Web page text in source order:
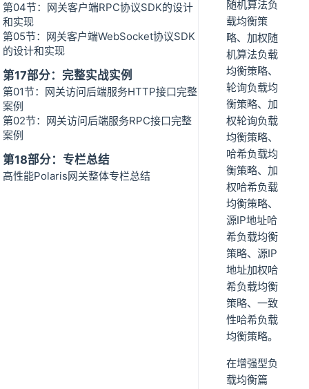
第04节：网关客户端RPC协议SDK的设计
和实现
第05节：网关客户端WebSocket协议SDK
的设计和实现
第17部分：完整实战实例
第01节：网关访问后端服务HTTP接口完整
案例
第02节：网关访问后端服务RPC接口完整
案例
第18部分：专栏总结
高性能Polaris网关整体专栏总结
随机算法负
载均衡策
略、加权随
机算法负载
均衡策略、
轮询负载均
衡策略、加
权轮询负载
均衡策略、
哈希负载均
衡策略、加
权哈希负载
均衡策略、
源IP地址哈
希负载均衡
策略、源IP
地址加权哈
希负载均衡
策略、一致
性哈希负载
均衡策略。
在增强型负
载均衡篇